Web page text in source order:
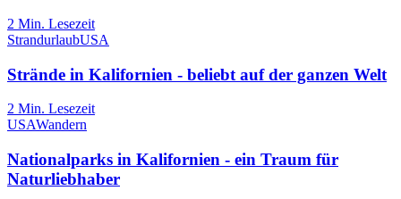
2 Min. Lesezeit
StrandurlaubUSA
Strände in Kalifornien - beliebt auf der ganzen Welt
2 Min. Lesezeit
USAWandern
Nationalparks in Kalifornien - ein Traum für
Naturliebhaber